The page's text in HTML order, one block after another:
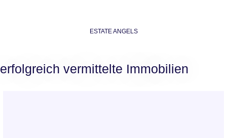
ESTATE ANGELS
erfolgreich vermittelte Immobilien